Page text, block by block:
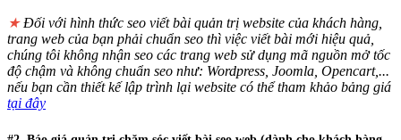
★Đối với hình thức seo viết bài quản trị website của khách hàng,
trang web của bạn phải chuẩn seo thì việc viết bài mới hiệu quả,
chúng tôi không nhận seo các trang web sử dụng mã nguồn mở tốc
độ chậm và không chuẩn seo như: Wordpress, Joomla, Opencart,...
nếu bạn cần thiết kế lập trình lại website có thể tham khảo bảng giá
tại đây